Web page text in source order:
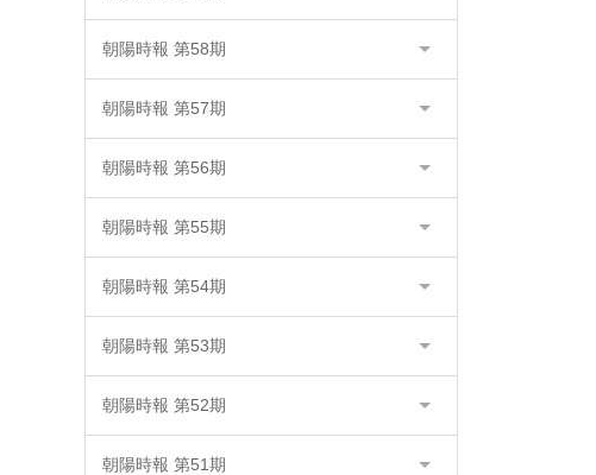
朝陽時報 第58期
朝陽時報 第57期
朝陽時報 第56期
朝陽時報 第55期
朝陽時報 第54期
朝陽時報 第53期
朝陽時報 第52期
朝陽時報 第51期